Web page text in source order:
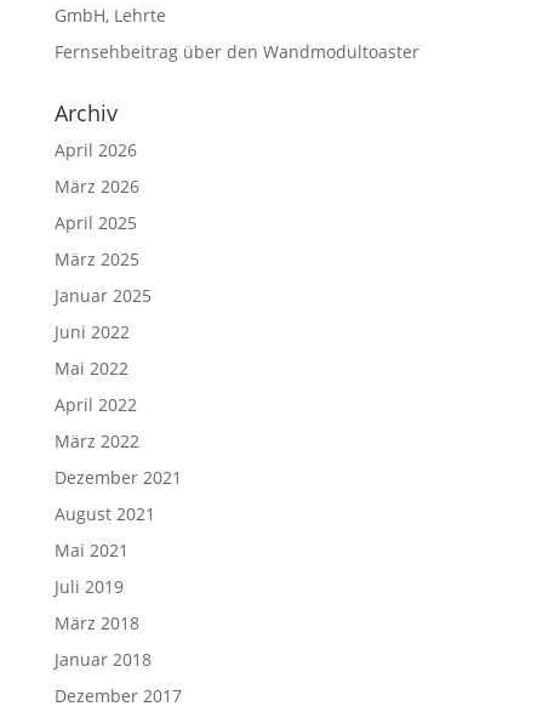
GmbH, Lehrte
Fernsehbeitrag über den Wandmodultoaster
Archiv
April 2026
März 2026
April 2025
März 2025
Januar 2025
Juni 2022
Mai 2022
April 2022
März 2022
Dezember 2021
August 2021
Mai 2021
Juli 2019
März 2018
Januar 2018
Dezember 2017